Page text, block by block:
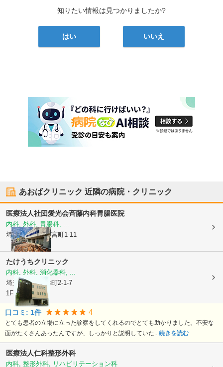
知りたい情報は見つかりましたか?
はい いいえ
あおばクリニック 近隣の病院・クリニック
医療法人社団愛光会斉藤内科胃腸医院
内科, 外科, 胃腸科, ...
埼玉県鴻巣市本宮町1-11
たけうちクリニック
内科, 外科, 消化器科, ...
埼玉県鴻巣市
本町2-1-7
1F
口コミ: 1件 4
とても患者の立場に立った診察をしてくれるのでとても助かりました。不安な
面がたくさんあったんですが、しっかりと説明していた...続きを読む
医療法人仁科整形外科
内科, 整形外科, リハビリテーション科